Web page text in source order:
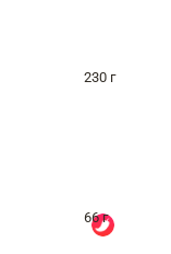
230 г
66 г